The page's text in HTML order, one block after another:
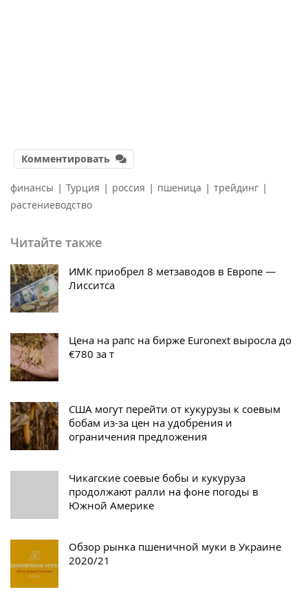
Комментировать
финансы | Турция | россия | пшеница | трейдинг |
растениеводство
Читайте также
ИМК приобрел 8 метзаводов в Европе —
Лисситса
Цена на рапс на бирже Euronext выросла до
€780 за т
США могут перейти от кукурузы к соевым
бобам из-за цен на удобрения и
ограничения предложения
Чикагские соевые бобы и кукуруза
продолжают ралли на фоне погоды в
Южной Америке
Обзор рынка пшеничной муки в Украине
2020/21